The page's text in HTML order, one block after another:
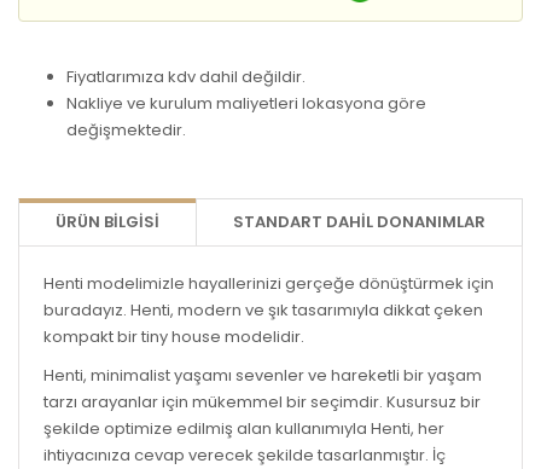
Fiyatlarımıza kdv dahil değildir.
Nakliye ve kurulum maliyetleri lokasyona göre
değişmektedir.
ÜRÜN BILGISI STANDART DAHİL DONANIMLAR
Henti modelimizle hayallerinizi gerçeğe dönüştürmek için
buradayız. Henti, modern ve şık tasarımıyla dikkat çeken
kompakt bir tiny house modelidir.
Henti, minimalist yaşamı sevenler ve hareketli bir yaşam
tarzı arayanlar için mükemmel bir seçimdir. Kusursuz bir
şekilde optimize edilmiş alan kullanımıyla Henti, her
ihtiyacınıza cevap verecek şekilde tasarlanmıştır. İç